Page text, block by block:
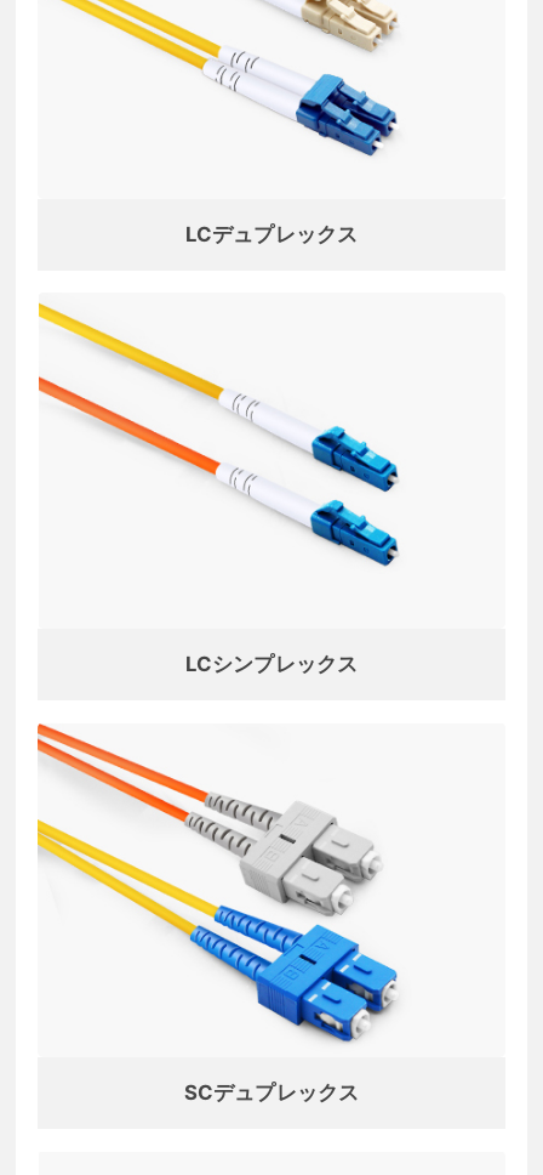
LCデュプレックス
LCシンプレックス
SCデュプレックス